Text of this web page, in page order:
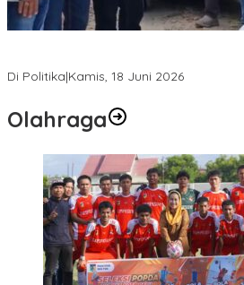
Di Politika|Kamis, 18 Juni 2026
Olahraga